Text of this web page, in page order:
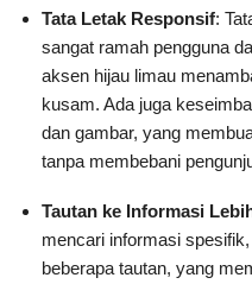
Tata Letak Responsif:
sangat ramah pengguna
aksen hijau limau
kusam. Ada juga
dan gambar, yang
tanpa membebani
Tautan ke Informasi
mencari informasi
beberapa tautan, yang